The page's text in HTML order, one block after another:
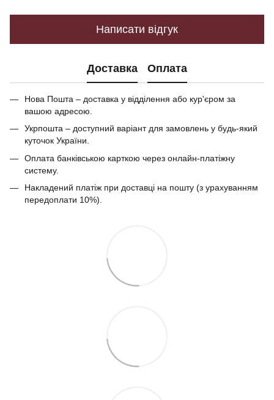
Написати відгук
Доставка Оплата
Нова Пошта – доставка у відділення або кур'єром за
вашою адресою.
Укрпошта – доступний варіант для замовлень у будь-який
куточок України.
Оплата банківською карткою через онлайн-платіжну
систему.
Накладений платіж при доставці на пошту (з урахуванням
передоплати 10%).